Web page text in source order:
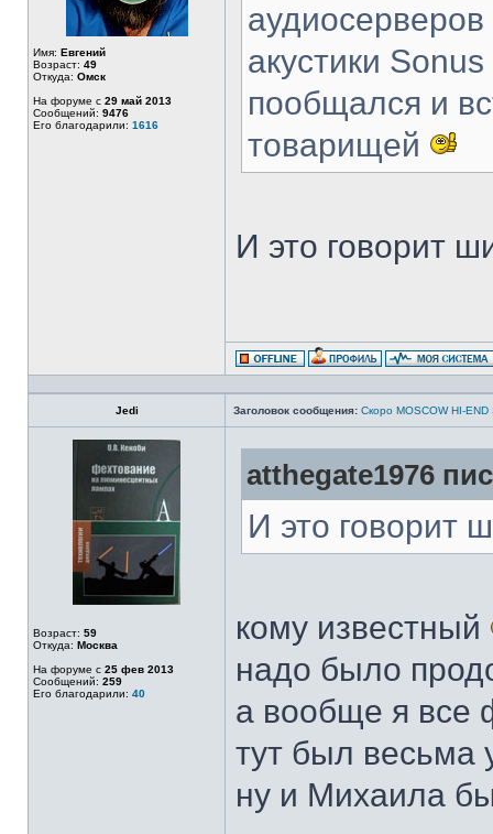
Имя: Евгений
Возраст: 49
Откуда: Омск
На форуме с 29 май 2013
Сообщений: 9476
Его благодарили: 1616
акустики
пообщался и
товарищей
И это говорит
Jedi Заголовок сообщения: Скоро MOSCOW HI-END
Возраст: 59
Откуда: Москва
На форуме с 25 фев 2013
Сообщений: 259
Его благодарили: 40
atthegate1976
И это говорит
кому известный
надо было
а вообще я все
тут был весьма
ну и Михаила